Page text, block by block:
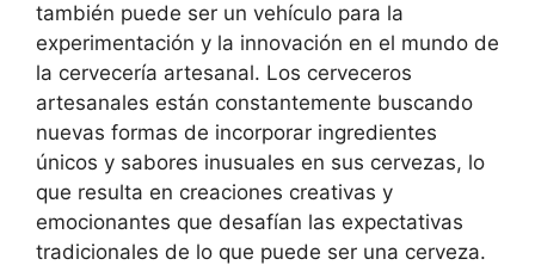
también puede ser un vehículo para la
experimentación y la innovación en el mundo de
la cervecería artesanal. Los cerveceros
artesanales están constantemente buscando
nuevas formas de incorporar ingredientes
únicos y sabores inusuales en sus cervezas, lo
que resulta en creaciones creativas y
emocionantes que desafían las expectativas
tradicionales de lo que puede ser una cerveza.